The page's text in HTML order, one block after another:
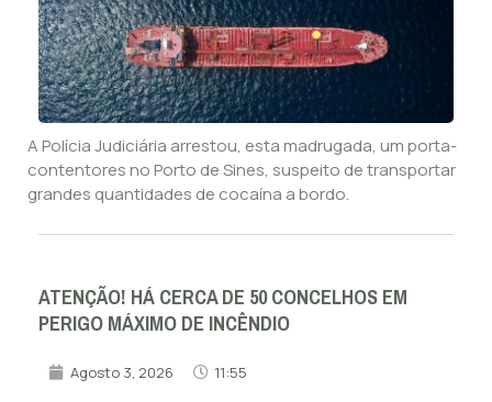
A Polícia Judiciária arrestou, esta madrugada, um porta-
contentores no Porto de Sines, suspeito de transportar
grandes quantidades de cocaína a bordo.
ATENÇÃO! HÁ CERCA DE 50 CONCELHOS EM
PERIGO MÁXIMO DE INCÊNDIO
Agosto 3, 2026 11:55